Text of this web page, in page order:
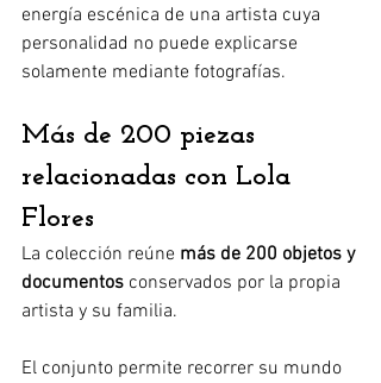
energía escénica de una artista cuya
personalidad no puede explicarse
solamente mediante fotografías.
Más de 200 piezas
relacionadas con Lola
Flores
La colección reúne más de 200 objetos y
documentos conservados por la propia
artista y su familia.
El conjunto permite recorrer su mundo